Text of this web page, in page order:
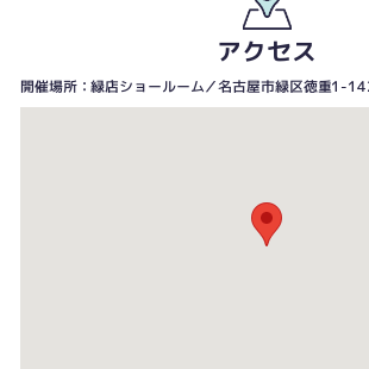
アクセス
開催場所：緑店ショールーム／名古屋市緑区徳重1-